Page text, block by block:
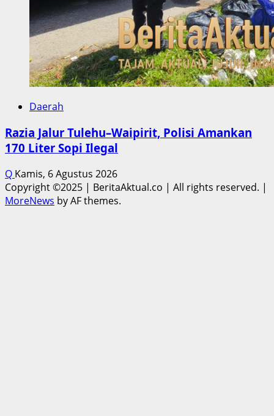
Daerah
Razia Jalur Tulehu–Waipirit, Polisi Amankan
170 Liter Sopi Ilegal
Q Kamis, 6 Agustus 2026
Copyright ©2025 | BeritaAktual.co | All rights reserved. |
MoreNews by AF themes.